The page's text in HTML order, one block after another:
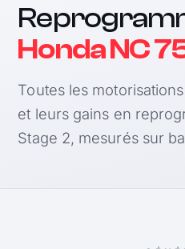
Honda NC
Toutes les
et leurs gains en
Stage 2, mesurés sur